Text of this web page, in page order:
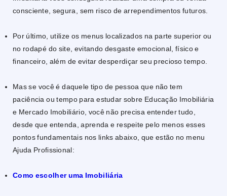
consciente, segura, sem risco de arrependimentos futuros.
Por último, utilize os menus localizados na parte superior ou
no rodapé do site, evitando desgaste emocional, físico e
financeiro, além de evitar desperdiçar seu precioso tempo.
Mas se você é daquele tipo de pessoa que não tem
paciência ou tempo para estudar sobre Educação Imobiliária
e Mercado Imobiliário, você não precisa entender tudo,
desde que entenda, aprenda e respeite pelo menos esses
pontos fundamentais nos links abaixo, que estão no menu
Ajuda Profissional:
Como escolher uma Imobiliária